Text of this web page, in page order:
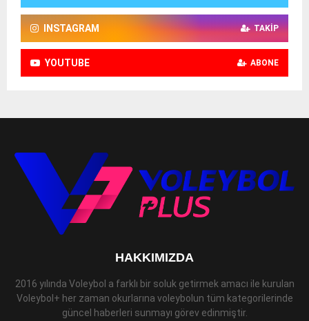
INSTAGRAM TAKIP
YOUTUBE ABONE
HAKKIMIZDA
2016 yılında Voleybol a farklı bir soluk getirmek amacı ile kurulan
Voleybol+ her zaman okurlarına voleybolun tüm kategorilerinde
güncel haberleri sunmayı görev edinmiştir.